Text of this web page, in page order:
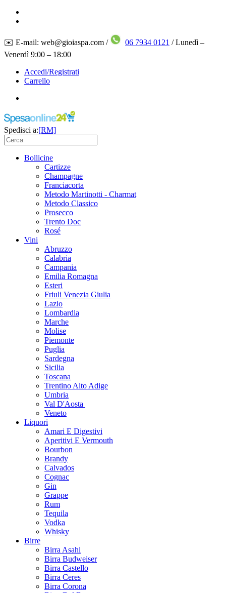
✉️ E-mail: web@gioiaspa.com / 06 7934 0121 / Lunedì –
Venerdì 9:00 – 18:00
Accedi/Registrati
Carrello
Spedisci a:[RM]
Bollicine
Cartizze
Champagne
Franciacorta
Metodo Martinotti - Charmat
Metodo Classico
Prosecco
Trento Doc
Rosé
Vini
Abruzzo
Calabria
Campania
Emilia Romagna
Esteri
Friuli Venezia Giulia
Lazio
Lombardia
Marche
Molise
Piemonte
Puglia
Sardegna
Sicilia
Toscana
Trentino Alto Adige
Umbria
Val D'Aosta
Veneto
Liquori
Amari E Digestivi
Aperitivi E Vermouth
Bourbon
Brandy
Calvados
Cognac
Gin
Grappe
Rum
Tequila
Vodka
Whisky
Birre
Birra Asahi
Birra Budweiser
Birra Castello
Birra Ceres
Birra Corona